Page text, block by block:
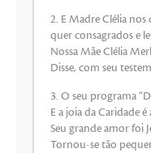
2. E Madre Clélia nos
quer consagrados e
Nossa Mãe Clélia
Disse, com seu
3. O seu programa
E a joia da Caridade
Seu grande amor foi
Tornou-se tão